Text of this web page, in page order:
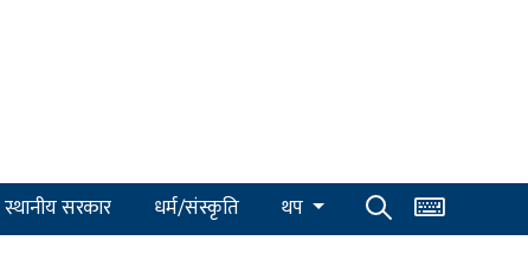
स्थानीय सरकार धर्म/संस्कृति थप